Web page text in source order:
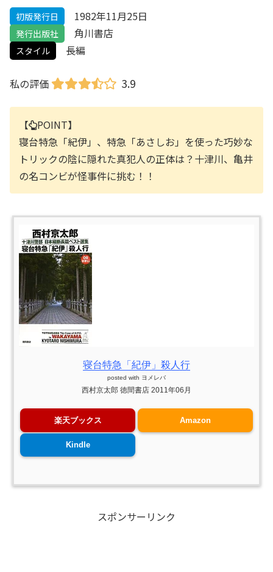
初版発行日 1982年11月25日
発行出版社 角川書店
スタイル 長編
私の評価 3.9
【
POINT】
寝台特急「紀伊」、特急「あさしお」を使った巧妙な
トリックの陰に隠れた真犯人の正体は？十津川、亀井
の名コンビが怪事件に挑む！！
寝台特急「紀伊」殺人行
posted with ヨメレバ
西村京太郎 徳間書店 2011年06月
楽天ブックス Amazon
Kindle
スポンサーリンク